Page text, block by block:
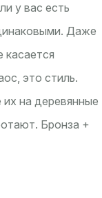
у вас есть
Даже
это стиль.
на деревянные
Бронза +